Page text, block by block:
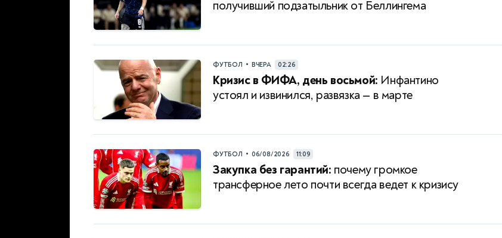
получивший подзатыльник от Беллингема
ФУТБОЛ • ВЧЕРА 02:26
Кризис в ФИФА, день восьмой: Инфантино
устоял и извинился, развязка — в марте
ФУТБОЛ • 06/08/2026 11:09
Закупка без гарантий: почему громкое
трансферное лето почти всегда ведет к кризису